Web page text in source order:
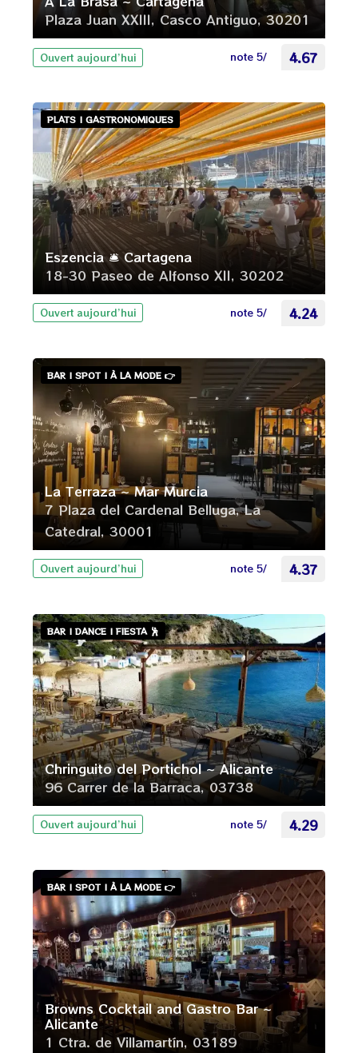
Plaza Juan XXIII, Casco Antiguo, 30201
Ouvert aujourd’hui note 5/ 4.67
PLATS | GASTRONOMIQUES
Eszencia 🛎️ Cartagena
18-30 Paseo de Alfonso XII, 30202
Ouvert aujourd’hui note 5/ 4.24
BAR | SPOT | À LA MODE 👉
La Terraza ~ Mar Murcia
7 Plaza del Cardenal Belluga, La
Catedral, 30001
Ouvert aujourd’hui note 5/ 4.37
BAR | DANCE | FIESTA 🕺
Chringuito del Portichol ~ Alicante
96 Carrer de la Barraca, 03738
Ouvert aujourd’hui note 5/ 4.29
BAR | SPOT | À LA MODE 👉
Browns Cocktail and Gastro Bar ~
Alicante
1 Ctra. de Villamartín, 03189